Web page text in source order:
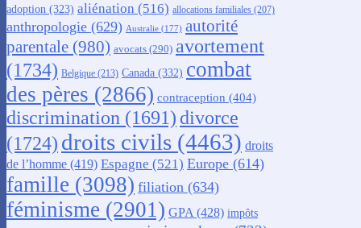
adoption (323) aliénation (516) allocations familiales (207)
anthropologie (629) Australie (177) autorité
parentale (980) avocats (290) avortement
(1734) Belgique (213) Canada (332) combat
des pères (2866) contraception (404)
discrimination (1691) divorce
(1724) droits civils (4463) droits
de l’homme (419) Espagne (521) Europe (614)
famille (3098) filiation (634)
féminisme (2901) GPA (428) impôts